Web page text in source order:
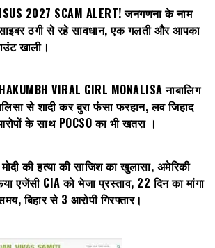
2027 SCAM ALERT! जनगणना के नाम
ठगी से रहे सावधान, एक गलती और आपका
खाली।
VIRAL GIRL MONALISA नाबालिग
से शादी कर बुरा फंसा फरहान, लव जिहाद
के साथ POCSO का भी खतरा ।
की हत्या की साजिश का खुलासा, अमेरिकी
एजेंसी CIA को भेजा प्रस्ताव, 22 दिन का मांगा
बिहार से 3 आरोपी गिरफ्तार।